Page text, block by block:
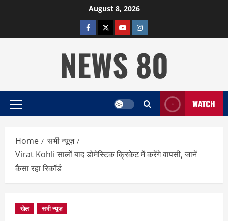
August 8, 2026
facebooktwitterYOUTUBE
instagram
NEWS 80
Primary
WATCH
Home
सभी न्यूज़
Virat Kohli सालों बाद डोमेस्टिक क्रिकेट में करेंगे वापसी, जानें
कैसा रहा रिकॉर्ड
खेल सभी न्यूज़